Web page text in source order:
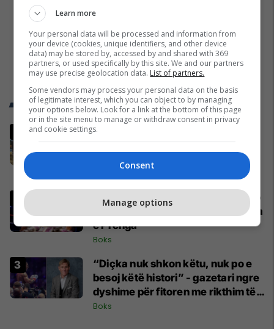
Trend Telegrafi
Pesë ditë pas marrjes së detyrës,
shefi i ri i ushtrisë ukrainase
Vetëm dy raunde dhe miliona euro
në xhep, zbulohet sa fituan Joshua
e Prenga
Boks
“Diçka nuk shkon këtu, nuk po e
besoj këtë histori” - gazetari ngre
dyshime për fitoren me rikthim të
Joshuas
Boks
Learn more
Your personal data will be processed and information from
your device (cookies, unique identifiers, and other device
data) may be stored by, accessed by and shared with 369
partners, or used specifically by this site. We and our partners
may use precise geolocation data. List of partners.
Some vendors may process your personal data on the basis
of legitimate interest, which you can object to by managing
your options below. Look for a link at the bottom of this page
or in the site menu to manage or withdraw consent in privacy
and cookie settings.
Consent
Manage options